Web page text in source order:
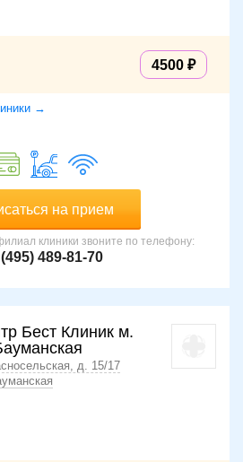
4500
→
на прием
клиники звоните по телефону:
489-81-70
Бест Клиник м.
д. 15/17